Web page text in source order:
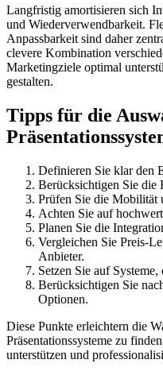
Langfristig amortisieren sich
und Wiederverwendbarkeit.
Anpassbarkeit sind daher
clevere Kombination
Marketingziele optimal
gestalten.
Tipps für die
Definieren Sie klar den
Berücksichtigen Sie die
Prüfen Sie die Mobilität
Achten Sie auf
Planen Sie die
Vergleichen Sie Preis-
Anbieter.
Setzen Sie auf
Berücksichtigen Sie
Optionen.
Diese Punkte erleichtern die
Präsentationssysteme zu
unterstützen und